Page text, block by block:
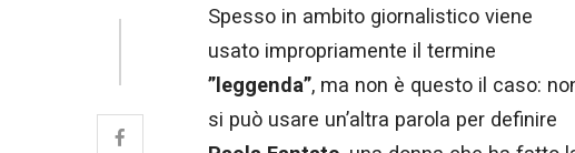
Spesso in ambito giornalistico viene
usato impropriamente il termine
”leggenda”, ma non è questo il caso:
si può usare un’altra parola per definire